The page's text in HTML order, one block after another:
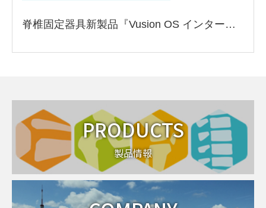
脊椎固定器具新製品『Vusion OS インターボディ Cage』の薬事承認取得及び販売開始に関するお知らせ
PRODUCTS
製品情報